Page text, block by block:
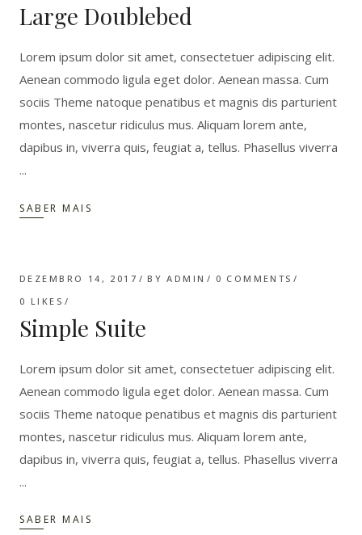
Large Doublebed
Lorem ipsum dolor sit amet, consectetuer adipiscing elit.
Aenean commodo ligula eget dolor. Aenean massa. Cum
sociis Theme natoque penatibus et magnis dis parturient
montes, nascetur ridiculus mus. Aliquam lorem ante,
dapibus in, viverra quis, feugiat a, tellus. Phasellus viverra
SABER MAIS
DEZEMBRO 14, 2017 BYADMIN
0 COMMENTS
0 LIKES
Simple Suite
Lorem ipsum dolor sit amet, consectetuer adipiscing elit.
Aenean commodo ligula eget dolor. Aenean massa. Cum
sociis Theme natoque penatibus et magnis dis parturient
montes, nascetur ridiculus mus. Aliquam lorem ante,
dapibus in, viverra quis, feugiat a, tellus. Phasellus viverra
SABER MAIS